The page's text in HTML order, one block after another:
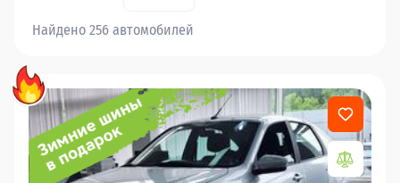
Найдено 256 автомобилей